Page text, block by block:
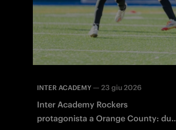
INTER ACADEMY — 23 giu 2026
Inter Academy Rockers
protagonista a Orange County: due